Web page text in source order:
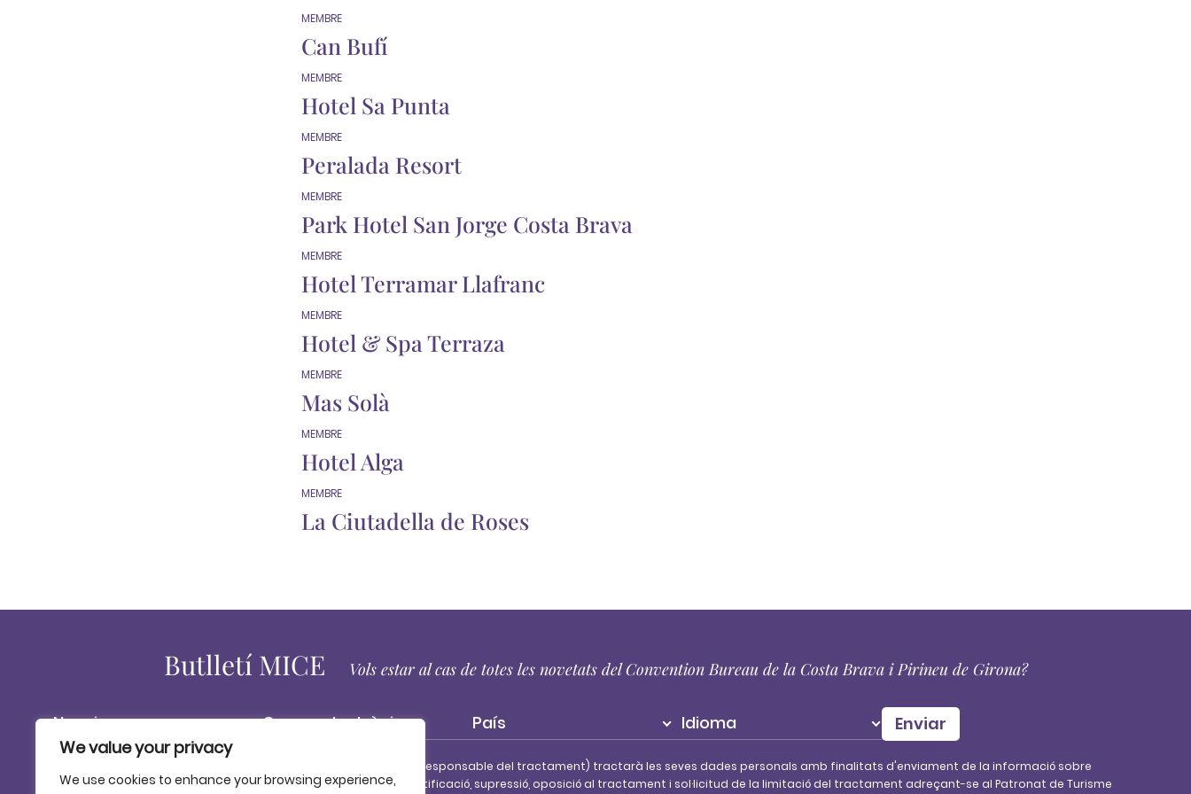
We value your privacy
We use cookies to enhance your browsing experience,
MEMBRE
Can Bufí
MEMBRE
Hotel Sa Punta
MEMBRE
Peralada Resort
MEMBRE
Park Hotel San Jorge Costa Brava
MEMBRE
Hotel Terramar Llafranc
MEMBRE
Hotel & Spa Terraza
MEMBRE
Mas Solà
MEMBRE
Hotel Alga
MEMBRE
La Ciutadella de Roses
Butlletí MICE Vols estar al cas de totes les novetats del Convention Bureau de la Costa Brava i Pirineu de Girona?
País Idioma
Els informem que el PATRONAT DE TURISME COSTA BRAVA GIRONA, SA (Responsable del tractament) tractarà les seves dades personals amb finalitats d'enviament de la informació sobre
experiències del seu interès. Es poden exercir els drets d'accés, rectificació, supressió, oposició al tractament i sol·licitud de la limitació del tractament adreçant-se al Patronat de Turisme